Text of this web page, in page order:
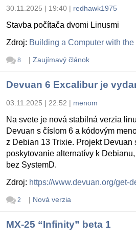
30.11.2025 | 19:40 | redhawk1975
Stavba počítača dvomi Linusmi
Zdroj: Building a Computer with
8 | Zaujímavý článok
Devuan 6 Excalibur je
03.11.2025 | 22:52 | menom
Na svete je nová stabilná verzia
Devuan s číslom 6 a kódovým
z Debian 13 Trixie. Projekt Devuan
poskytovanie alternatívy k
bez SystemD.
Zdroj: https://www.devuan.org/get-
2 | Nová verzia
MX-25 “Infinity” beta 1